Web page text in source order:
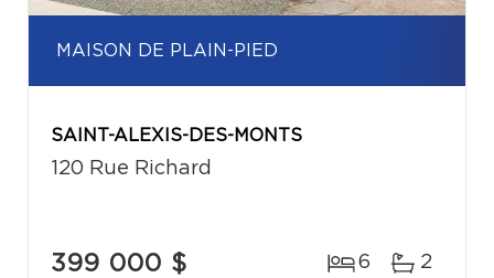
MAISON DE PLAIN-PIED
SAINT-ALEXIS-DES-MONTS
120 Rue Richard
399 000 $ 6 2